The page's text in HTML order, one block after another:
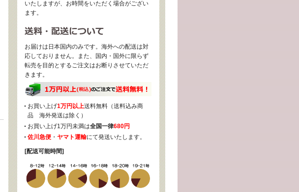
いたしますが、お時間をいただく場合がござい
ます。
お届けは日本国内のみです。海外への配送は対
応しておりません。また、国内・国外に限らず
転売を目的とするご注文はお断りさせていただ
きます。
お買い上げ1万円以上送料無料（送料込み商
品 海外発送は除く）
お買い上げ1万円未満は全国一律680円
佐川急便 ・ ヤマト運輸にて発送いたします。
[配送可能時間]